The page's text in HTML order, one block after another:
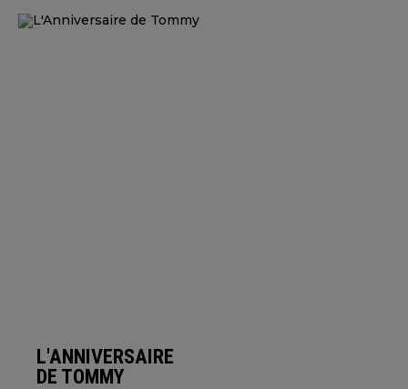
L'ANNIVERSAIRE
DE TOMMY